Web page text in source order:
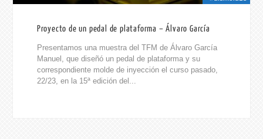
Proyecto de un pedal de plataforma – Álvaro García
Presentamos una muestra del TFM de Álvaro García
Manuel, que diseñó un pedal de plataforma y su
correspondiente molde de inyección el curso pasado,
22/23, en la 15ª edición del...